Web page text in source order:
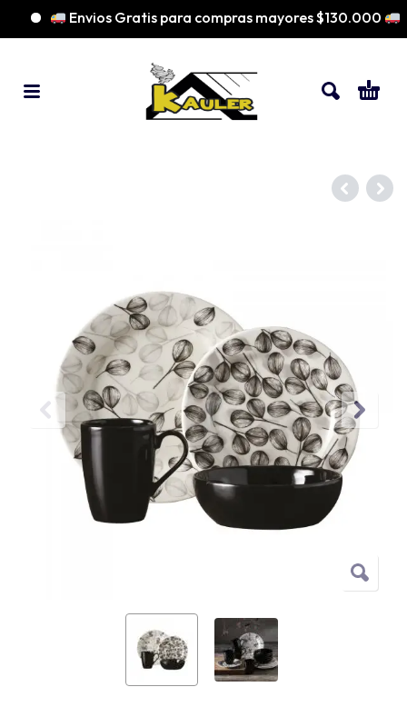
Envios Gratis para compras mayores $130.000